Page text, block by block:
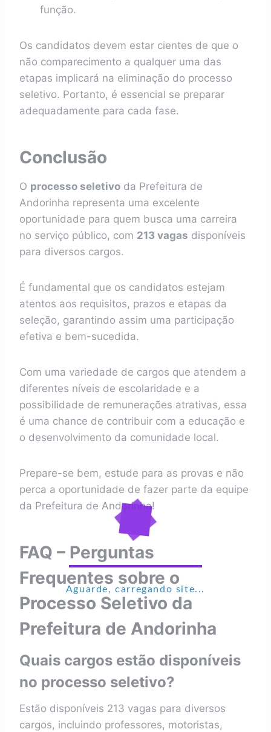
Aguarde, carregando site...
função.
Os candidatos devem estar cientes de que o
não comparecimento a qualquer uma das
etapas implicará na eliminação do processo
seletivo. Portanto, é essencial se preparar
adequadamente para cada fase.
Conclusão
O processo seletivo da Prefeitura de
Andorinha representa uma excelente
oportunidade para quem busca uma carreira
no serviço público, com 213 vagas disponíveis
para diversos cargos.
É fundamental que os candidatos estejam
atentos aos requisitos, prazos e etapas da
seleção, garantindo assim uma participação
efetiva e bem-sucedida.
Com uma variedade de cargos que atendem a
diferentes níveis de escolaridade e a
possibilidade de remunerações atrativas, essa
é uma chance de contribuir com a educação e
o desenvolvimento da comunidade local.
Prepare-se bem, estude para as provas e não
perca a oportunidade de fazer parte da equipe
da Prefeitura de Andorinha!
FAQ – Perguntas
Frequentes sobre o
Processo Seletivo da
Prefeitura de Andorinha
Quais cargos estão disponíveis
no processo seletivo?
Estão disponíveis 213 vagas para diversos
cargos, incluindo professores, motoristas,